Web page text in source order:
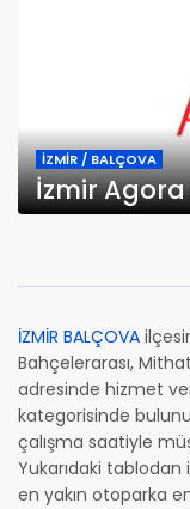
İZMİR / BALÇOVA
İzmir Agora
İZMİR BALÇOVA
Bahçelerarası,
adresinde hizmet
kategorisinde
çalışma saatiyle
Yukarıdaki tablodan
en yakın otoparka